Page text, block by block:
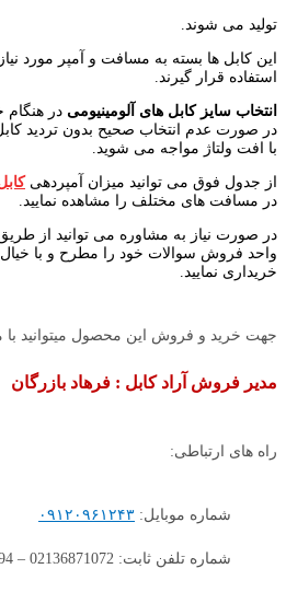
تولید می شوند.
این کابل ها بسته به مسافت و آمپر مورد
استفاده قرار گیرند.
انتخاب سایز کابل های آلومینیومی در
در صورت عدم انتخاب صحیح بدون تردید
با افت ولتاژ مواجه می شوید.
از جدول فوق می توانید میزان آمپردهی
در مسافت های مختلف را مشاهده نمایید.
در صورت نیاز به مشاوره می توانید از طریق
واحد فروش سوالات خود را مطرح و با
خریداری نمایید.
جهت خرید و فروش این محصول میتوانید با
مدیر فروش آراد کابل : فرهاد بازرگان
راه های ارتباطی:
شماره موبایل: ۰۹۱۲۰۹۶۱۲۴۳
شماره تلفن ثابت: 02136871072 – 02136871294